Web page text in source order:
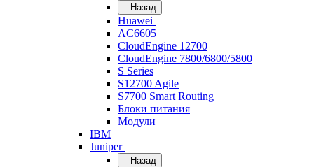
Назад
Huawei
AC6605
CloudEngine 12700
CloudEngine 7800/6800/5800
S Series
S12700 Agile
S7700 Smart Routing
Блоки питания
Модули
IBM
Juniper
Назад